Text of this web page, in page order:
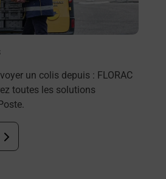
un colis depuis : FLORAC
toutes les solutions